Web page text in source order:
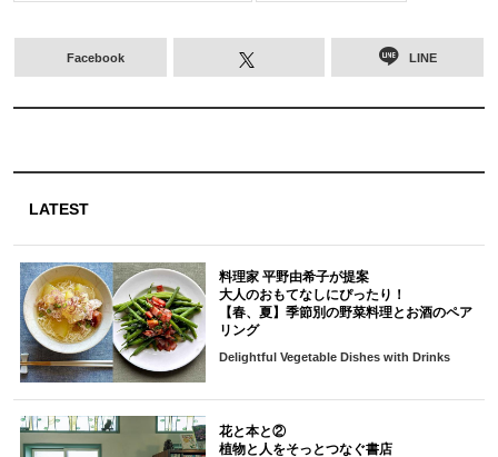
Facebook LINE
LATEST
料理家 平野由希子が提案
大人のおもてなしにぴったり！
【春、夏】季節別の野菜料理とお酒のペア
リング
Delightful Vegetable Dishes with Drinks
花と本と②
植物と人をそっとつなぐ書店